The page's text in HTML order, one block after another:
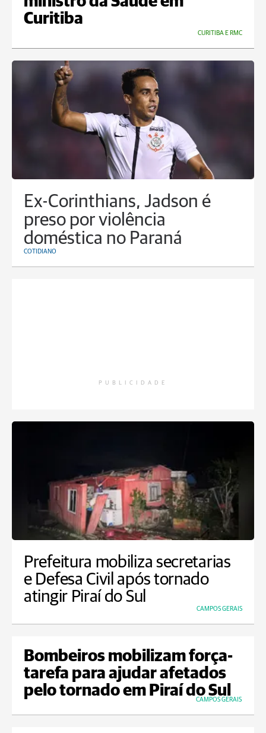
Curitiba
CURITIBA E RMC
Ex-Corinthians, Jadson é
preso por violência
doméstica no Paraná
COTIDIANO
PUBLICIDADE
Prefeitura mobiliza secretarias
e Defesa Civil após tornado
atingir Piraí do Sul
CAMPOS GERAIS
Bombeiros mobilizam força-
tarefa para ajudar afetados
pelo tornado em Piraí do Sul
CAMPOS GERAIS